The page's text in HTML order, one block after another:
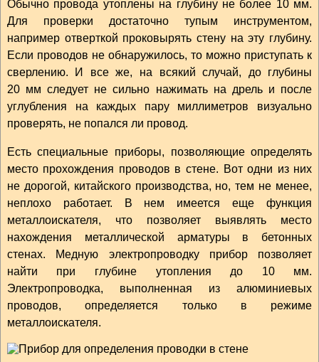
Обычно провода утоплены на глубину не более 10 мм.
Для проверки достаточно тупым инструментом,
например отверткой проковырять стену на эту глубину.
Если проводов не обнаружилось, то можно приступать к
сверлению. И все же, на всякий случай, до глубины
20 мм следует не сильно нажимать на дрель и после
углубления на каждых пару миллиметров визуально
проверять, не попался ли провод.
Есть специальные приборы, позволяющие определять
место прохождения проводов в стене. Вот одни из них
не дорогой, китайского производства, но, тем не менее,
неплохо работает. В нем имеется еще функция
металлоискателя, что позволяет выявлять место
нахождения металлической арматуры в бетонных
стенах. Медную электропроводку прибор позволяет
найти при глубине утопления до 10 мм.
Электропроводка, выполненная из алюминиевых
проводов, определяется только в режиме
металлоискателя.